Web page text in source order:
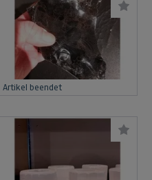
Artikel beendet